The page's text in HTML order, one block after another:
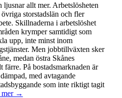
allt mer. Arbetslösheten
storstadslän och fler
Skillnaderna i arbetslöshet
krymper samtidigt som
upp, inte minst inom
Men jobbtillväxten sker
medan östra Skånes
På bostadsmarknaden är
med avtagande
som inte riktigt tagit
mer →